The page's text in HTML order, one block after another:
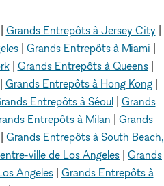
Grands Entrepôts à Jersey City
| Grands Entrepôts à Miami
| Grands Entrepôts à Queens|
Grands Entrepôts à Hong Kong
Entrepôts à Séoul| Grands
Entrepôts à Milan
Grands
Grands Entrepôts à South Beach,
ville de Los Angeles Grands
Angeles| Grands Entrepôts à